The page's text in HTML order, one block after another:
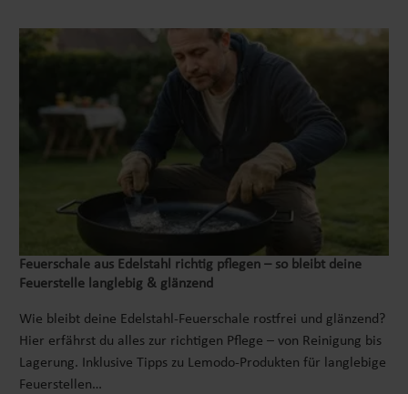
Feuerschale aus Edelstahl richtig pflegen – so bleibt deine
Feuerstelle langlebig & glänzend
Wie bleibt deine Edelstahl-Feuerschale rostfrei und glänzend?
Hier erfährst du alles zur richtigen Pflege – von Reinigung bis
Lagerung. Inklusive Tipps zu Lemodo-Produkten für langlebige
Feuerstellen…